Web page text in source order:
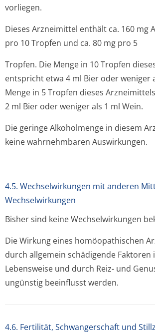
vorliegen.
Dieses Arzneimittel enthält ca. 160 mg
pro 10 Tropfen und ca. 80 mg pro 5
Tropfen. Die Menge in 10 Tropfen
entspricht etwa 4 ml Bier oder weniger
Menge in 5 Tropfen dieses
2 ml Bier oder weniger als 1 ml Wein.
Die geringe Alkoholmenge in diesem
keine wahrnehmbaren Auswirkungen.
4.5. Wechselwirkungen mit anderen
Wechselwirkungen
Bisher sind keine Wechselwirkungen
Die Wirkung eines homöopathischen
durch allgemein schädigende Faktoren
Lebensweise und durch Reiz- und
ungünstig beeinflusst werden.
4.6. Fertilität, Schwangerschaft und